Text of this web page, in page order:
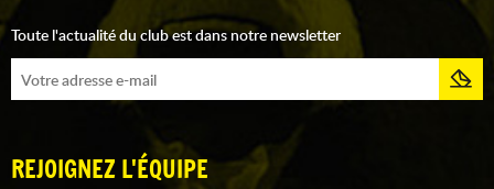
Toute l'actualité du club est dans notre newsletter
REJOIGNEZ L'ÉQUIPE